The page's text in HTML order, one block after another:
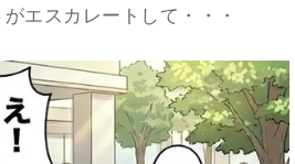
エスカレートして・・・